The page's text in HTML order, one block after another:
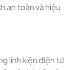
an toàn và hiệu
linh kiện điện tử